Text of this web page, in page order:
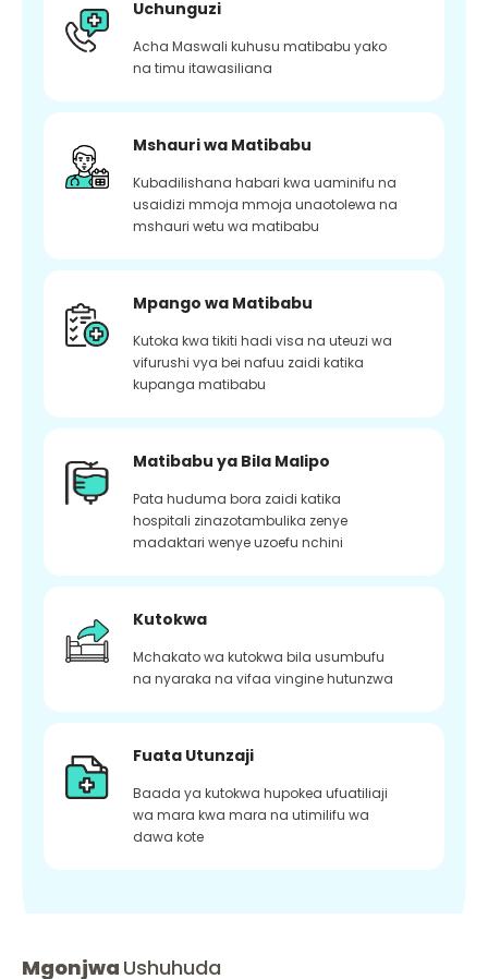
Uchunguzi
Acha Maswali kuhusu matibabu yako
na timu itawasiliana
Mshauri wa Matibabu
Kubadilishana habari kwa uaminifu na
usaidizi mmoja mmoja unaotolewa na
mshauri wetu wa matibabu
Mpango wa Matibabu
Kutoka kwa tikiti hadi visa na uteuzi wa
vifurushi vya bei nafuu zaidi katika
kupanga matibabu
Matibabu ya Bila Malipo
Pata huduma bora zaidi katika
hospitali zinazotambulika zenye
madaktari wenye uzoefu nchini
Kutokwa
Mchakato wa kutokwa bila usumbufu
na nyaraka na vifaa vingine hutunzwa
Fuata Utunzaji
Baada ya kutokwa hupokea ufuatiliaji
wa mara kwa mara na utimilifu wa
dawa kote
Mgonjwa Ushuhuda